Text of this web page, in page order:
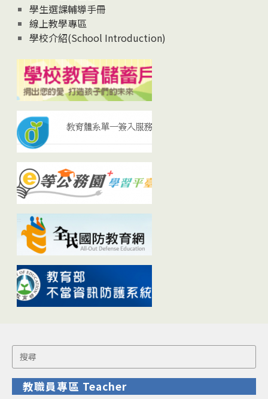
學生選課輔導手冊
線上教學專區
學校介紹(School Introduction)
Search
for:
教職員專區 Teacher